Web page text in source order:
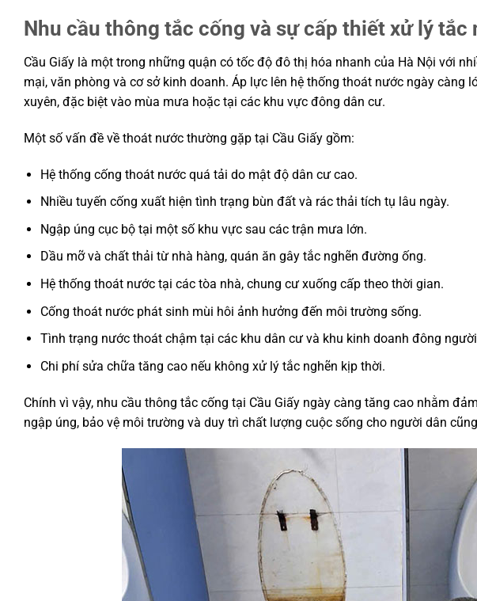
Nhu cầu thông tắc cống và sự cấp thiết xử lý tắc
Cầu Giấy là một trong những quận có tốc độ đô thị hóa nhanh của Hà Nội với
mại, văn phòng và cơ sở kinh doanh. Áp lực lên hệ thống thoát nước ngày càng
xuyên, đặc biệt vào mùa mưa hoặc tại các khu vực đông dân cư.
Một số vấn đề về thoát nước thường gặp tại Cầu Giấy gồm:
Hệ thống cống thoát nước quá tải do mật độ dân cư cao.
Nhiều tuyến cống xuất hiện tình trạng bùn đất và rác thải tích tụ lâu ngày.
Ngập úng cục bộ tại một số khu vực sau các trận mưa lớn.
Dầu mỡ và chất thải từ nhà hàng, quán ăn gây tắc nghẽn đường ống.
Hệ thống thoát nước tại các tòa nhà, chung cư xuống cấp theo thời gian.
Cống thoát nước phát sinh mùi hôi ảnh hưởng đến môi trường sống.
Tình trạng nước thoát chậm tại các khu dân cư và khu kinh doanh đông
Chi phí sửa chữa tăng cao nếu không xử lý tắc nghẽn kịp thời.
Chính vì vậy, nhu cầu thông tắc cống tại Cầu Giấy ngày càng tăng cao nhằm
ngập úng, bảo vệ môi trường và duy trì chất lượng cuộc sống cho người dân